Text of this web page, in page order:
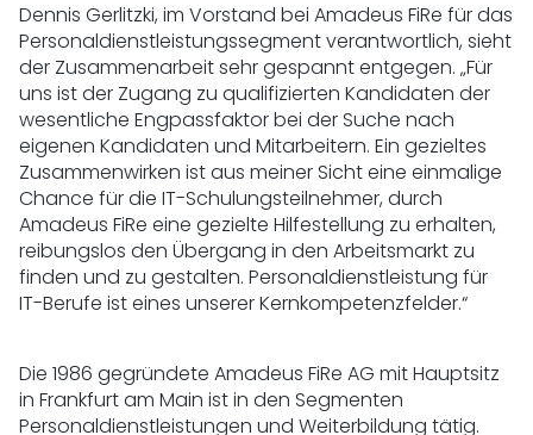
Dennis Gerlitzki, im Vorstand bei Amadeus FiRe für das
Personaldienstleistungssegment verantwortlich, sieht
der Zusammenarbeit sehr gespannt entgegen. „Für
uns ist der Zugang zu qualifizierten Kandidaten der
wesentliche Engpassfaktor bei der Suche nach
eigenen Kandidaten und Mitarbeitern. Ein gezieltes
Zusammenwirken ist aus meiner Sicht eine einmalige
Chance für die IT-Schulungsteilnehmer, durch
Amadeus FiRe eine gezielte Hilfestellung zu erhalten,
reibungslos den Übergang in den Arbeitsmarkt zu
finden und zu gestalten. Personaldienstleistung für
IT-Berufe ist eines unserer Kernkompetenzfelder.“
Die 1986 gegründete Amadeus FiRe AG mit Hauptsitz
in Frankfurt am Main ist in den Segmenten
Personaldienstleistungen und Weiterbildung tätig.